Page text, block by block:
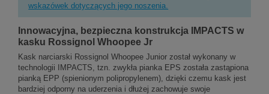
wskazówek dotyczących jego noszenia.
Innowacyjna, bezpieczna konstrukcja IMPACTS w
kasku Rossignol Whoopee Jr
Kask narciarski Rossignol Whoopee Junior został wykonany w
technologii IMPACTS, tzn. zwykła pianka EPS została zastąpiona
pianką EPP (spienionym polipropylenem), dzięki czemu kask jest
bardziej odporny na uderzenia i dłużej zachowuje swoje